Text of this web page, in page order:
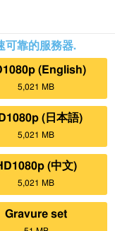
可靠的服務器.
(English)
5,021 MB
(日本語)
5,021 MB
(中文)
5,021 MB
Gravure set